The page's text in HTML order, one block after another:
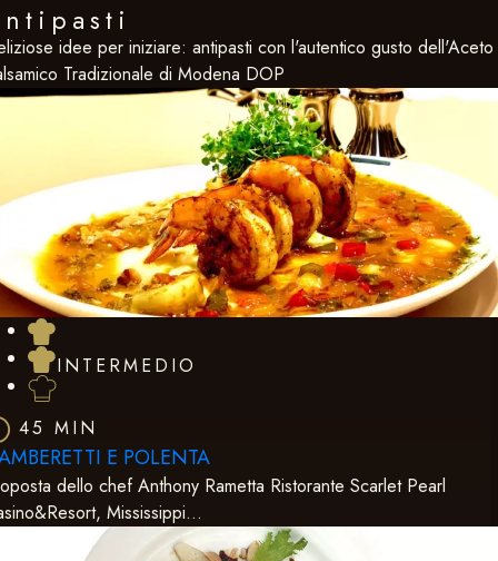
idee per iniziare: antipasti con l'autentico gusto dell'Aceto
Tradizionale di Modena DOP
INTERMEDIO
45 MIN
E POLENTA
dello chef Anthony Rametta Ristorante Scarlet Pearl
Mississippi…